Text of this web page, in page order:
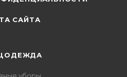
САЙТА